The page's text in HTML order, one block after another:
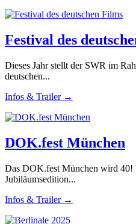
Festival des
Dieses Jahr stellt der SWR im
deutschen...
Infos & Trailer →
DOK.fest München
Das DOK.fest München wird 40!
Jubiläumsedition...
Infos & Trailer →